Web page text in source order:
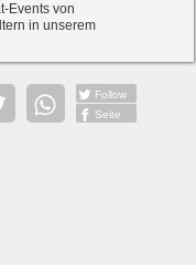
Events von
in unserem
Follow
Seite